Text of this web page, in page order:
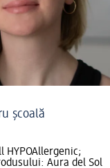
școală
HYPOAllergenic;
Aura del Sol